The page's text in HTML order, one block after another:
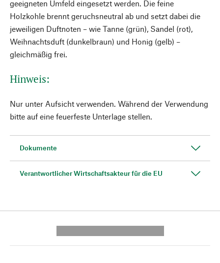
geeigneten Umfeld eingesetzt werden. Die feine
Holzkohle brennt geruchsneutral ab und setzt dabei die
jeweiligen Duftnoten – wie Tanne (grün), Sandel (rot),
Weihnachtsduft (dunkelbraun) und Honig (gelb) –
gleichmäßig frei.
Hinweis:
Nur unter Aufsicht verwenden. Während der Verwendung
bitte auf eine feuerfeste Unterlage stellen.
Dokumente
Verantwortlicher Wirtschaftsakteur für die EU